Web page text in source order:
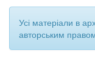
Усі матеріали в
авторським